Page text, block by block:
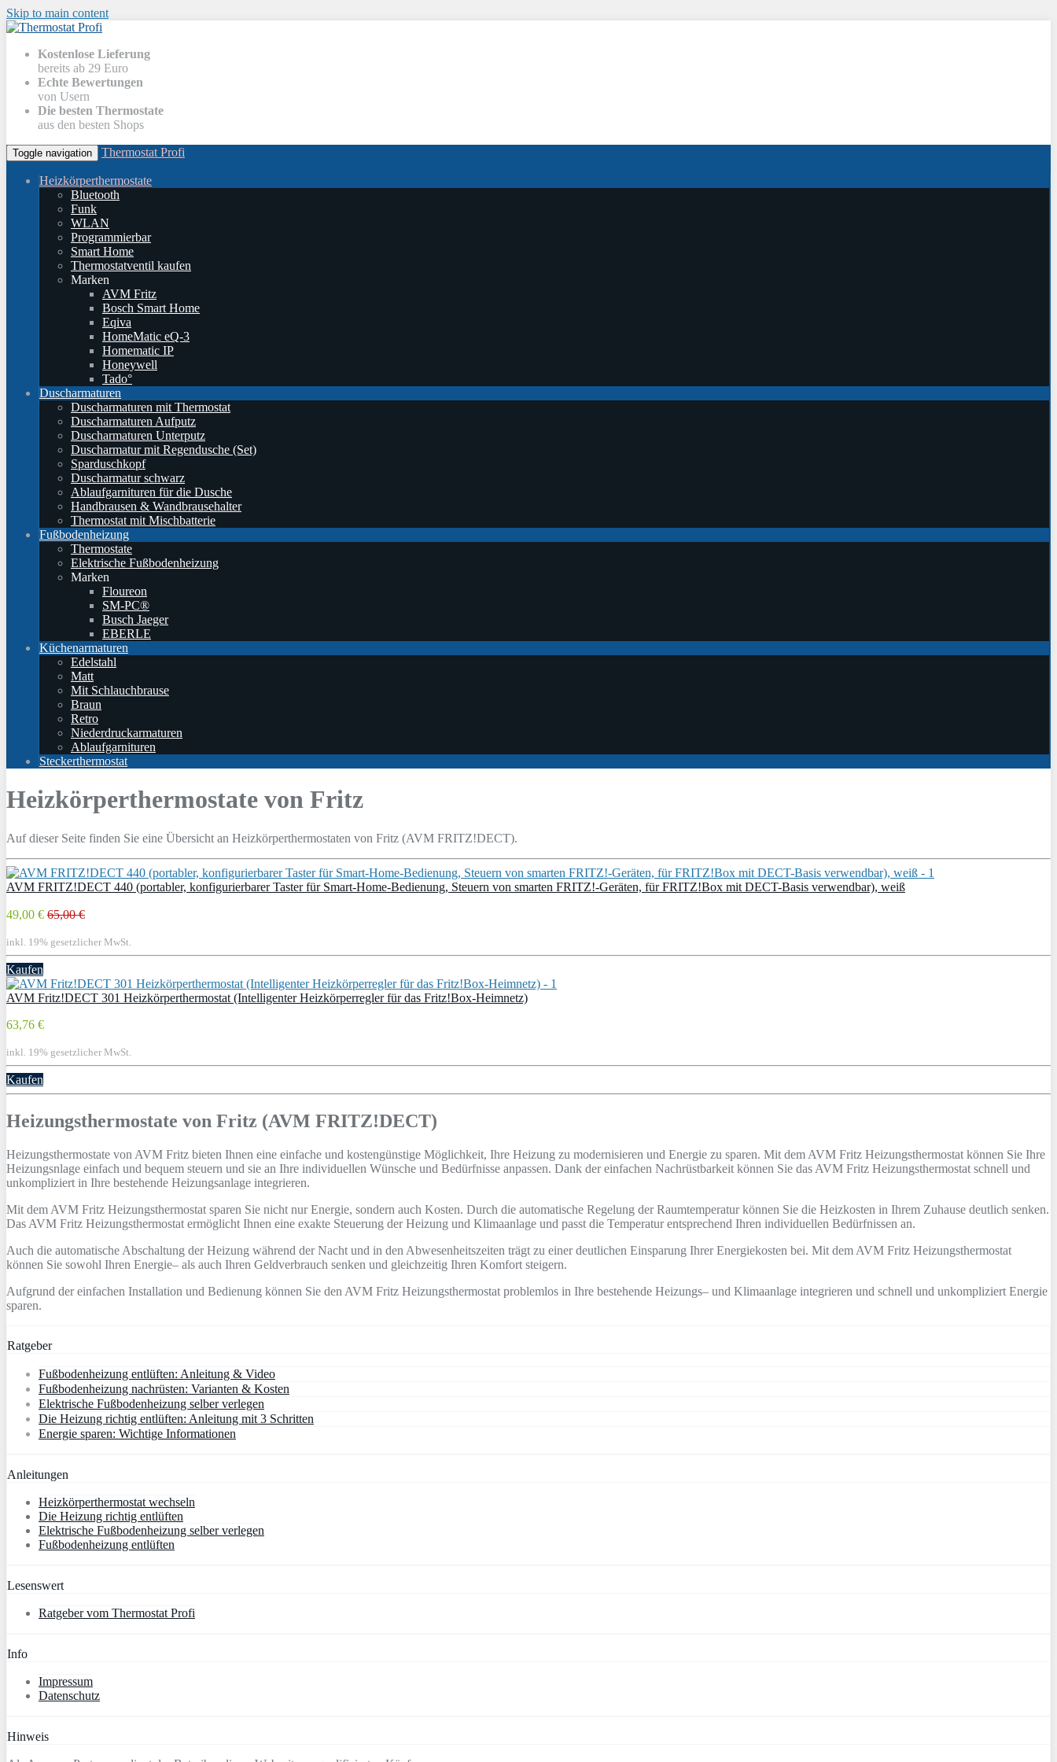
Skip to main content
Kostenlose Lieferung
bereits ab 29 Euro
Echte Bewertungen
von Usern
Die besten Thermostate
aus den besten Shops
Toggle navigation Thermostat Profi
Heizkörperthermostate
Bluetooth
Funk
WLAN
Programmierbar
Smart Home
Thermostatventil kaufen
Marken
AVM Fritz
Bosch Smart Home
Eqiva
HomeMatic eQ-3
Homematic IP
Honeywell
Tado°
Duscharmaturen
Duscharmaturen mit Thermostat
Duscharmaturen Aufputz
Duscharmaturen Unterputz
Duscharmatur mit Regendusche (Set)
Sparduschkopf
Duscharmatur schwarz
Ablaufgarnituren für die Dusche
Handbrausen & Wandbrausehalter
Thermostat mit Mischbatterie
Fußbodenheizung
Thermostate
Elektrische Fußbodenheizung
Marken
Floureon
SM-PC®
Busch Jaeger
EBERLE
Küchenarmaturen
Edelstahl
Matt
Mit Schlauchbrause
Braun
Retro
Niederdruckarmaturen
Ablaufgarnituren
Steckerthermostat
Heizkörperthermostate von Fritz
Auf dieser Seite finden Sie eine Übersicht an Heizkörperthermostaten von Fritz (AVM FRITZ!DECT).
AVM FRITZ!DECT 440 (portabler, konfigurierbarer Taster für Smart-Home-Bedienung, Steuern von smarten FRITZ!-Geräten, für FRITZ!Box mit DECT-Basis verwendbar), weiß
49,00 € 65,00 €
inkl. 19% gesetzlicher MwSt.
Kaufen
AVM Fritz!DECT 301 Heizkörperthermostat (Intelligenter Heizkörperregler für das Fritz!Box-Heimnetz)
63,76 €
inkl. 19% gesetzlicher MwSt.
Kaufen
Heizungsthermostate von Fritz (AVM FRITZ!DECT)
Heizungsthermostate von AVM Fritz bieten Ihnen eine einfache und kostengünstige Möglichkeit, Ihre Heizung zu modernisieren und Energie zu sparen. Mit dem AVM Fritz Heizungsthermostat können Sie Ihre
Heizungsnlage einfach und bequem steuern und sie an Ihre individuellen Wünsche und Bedürfnisse anpassen. Dank dereinfachen Nachrüstbarkeit können Sie das AVM Fritz Heizungsthermostat schnell und
unkompliziert in Ihre bestehende Heizungsanlage integrieren.
Mit dem AVM Fritz Heizungsthermostat sparen Sie nicht nurEnergie, sondern auch Kosten. Durch die automatische Regelung derRaumtemperaturkönnen Sie die Heizkosten in Ihrem Zuhause deutlich senken.
Das AVM Fritz Heizungsthermostat ermöglicht Ihnen eine exakte Steuerung derHeizung und Klimaanlage und passt die Temperatur entsprechend Ihren individuellen Bedürfnissen an.
Auch die automatische Abschaltung derHeizung während derNacht und in den Abwesenheitszeiten trägt zu einerdeutlichen Einsparung IhrerEnergiekosten bei. Mit dem AVM Fritz Heizungsthermostat
können Sie sowohl Ihren Energie– als auch Ihren Geldverbrauch senken und gleichzeitig Ihren Komfort steigern.
Aufgrund dereinfachen Installation und Bedienung können Sie den AVM Fritz Heizungsthermostat problemlos in Ihre bestehende Heizungs– und Klimaanlage integrieren und schnell und unkompliziert Energie
sparen.
Ratgeber
Fußbodenheizung entlüften: Anleitung & Video
Fußbodenheizung nachrüsten: Varianten & Kosten
Elektrische Fußbodenheizung selber verlegen
Die Heizung richtig entlüften: Anleitung mit 3 Schritten
Energie sparen: Wichtige Informationen
Anleitungen
Heizkörperthermostat wechseln
Die Heizung richtig entlüften
Elektrische Fußbodenheizung selber verlegen
Fußbodenheizung entlüften
Lesenswert
Ratgeber vom Thermostat Profi
Info
Impressum
Datenschutz
Hinweis